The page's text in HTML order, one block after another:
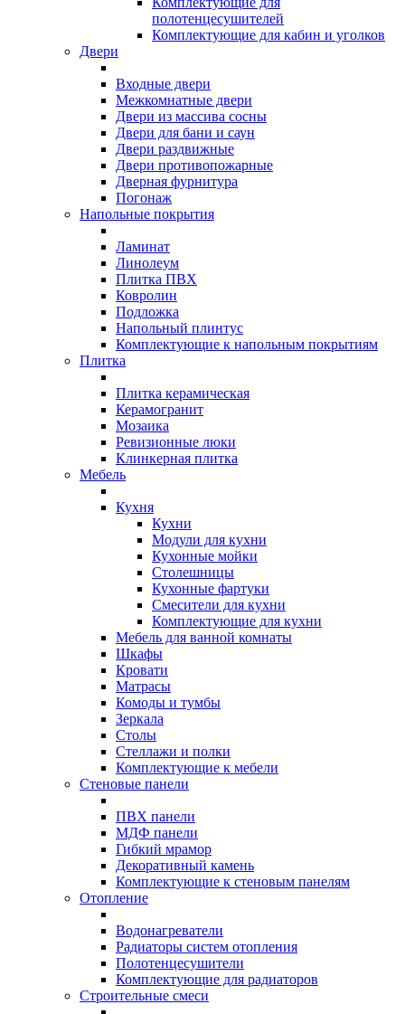
полотенцесушителей
Комплектующие для кабин и уголков
Двери
Входные двери
Межкомнатные двери
Двери из массива сосны
Двери для бани и саун
Двери раздвижные
Двери противопожарные
Дверная фурнитура
Погонаж
Напольные покрытия
Ламинат
Линолеум
Плитка ПВХ
Ковролин
Подложка
Напольный плинтус
Комплектующие к напольным покрытиям
Плитка
Плитка керамическая
Керамогранит
Мозаика
Ревизионные люки
Клинкерная плитка
Мебель
Кухня
Кухни
Модули для кухни
Кухонные мойки
Столешницы
Кухонные фартуки
Смесители для кухни
Комплектующие для кухни
Мебель для ванной комнаты
Шкафы
Кровати
Матрасы
Комоды и тумбы
Зеркала
Столы
Стеллажи и полки
Комплектующие к мебели
Стеновые панели
ПВХ панели
МДФ панели
Гибкий мрамор
Декоративный камень
Комплектующие к стеновым панелям
Отопление
Водонагреватели
Радиаторы систем отопления
Полотенцесушители
Комплектующие для радиаторов
Строительные смеси